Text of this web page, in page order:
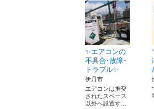
✨エアコンの
不具合･故障･
トラブル✨
伊丹市
エアコンは推奨
されたスペース
以外へ設置す…